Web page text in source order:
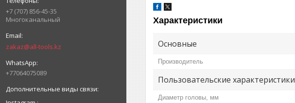
+7 (707) 856-45-35
Многоканальный
zakaz@all-tools.kz
+77064075089
Характеристики
Основные
Производитель
Пользовательские характеристики
Диаметр головы, мм